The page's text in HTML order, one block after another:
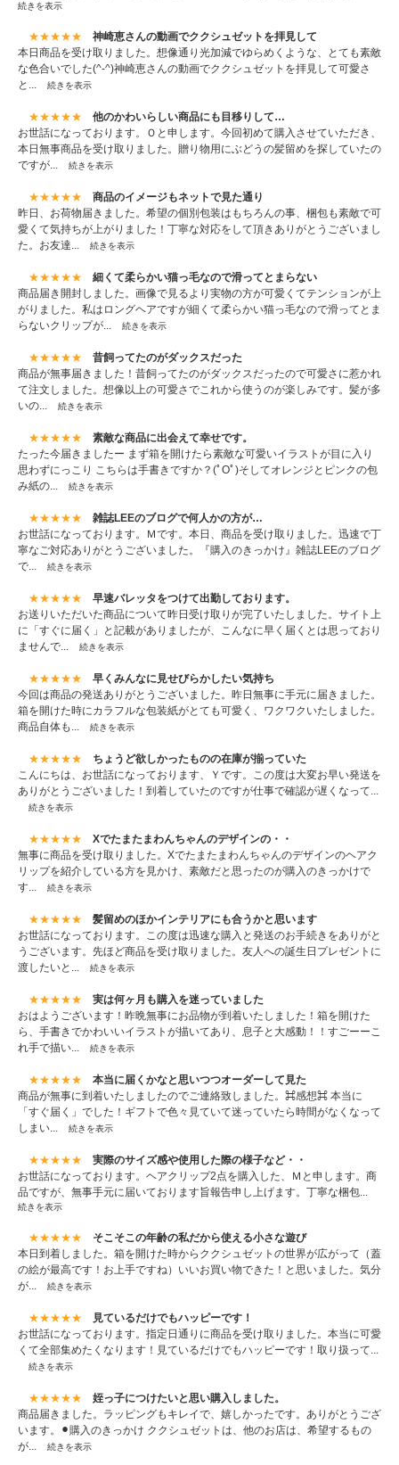
続きを表示
★★★★★
神崎恵さんの動画でククシュゼットを拝見して
本日商品を受け取りました。想像通り光加減でゆらめくような、とても素敵
な色合いでした(^-^)神崎恵さんの動画でククシュゼットを拝見して可愛さ
と...
続きを表示
★★★★★
他のかわいらしい商品にも目移りして…
お世話になっております。Ｏと申します。今回初めて購入させていただき、
本日無事商品を受け取りました。贈り物用にぶどうの髪留めを探していたの
ですが...
続きを表示
★★★★★
商品のイメージもネットで見た通り
昨日、お荷物届きました。希望の個別包装はもちろんの事、梱包も素敵で可
愛くて気持ちが上がりました！丁寧な対応をして頂きありがとうございまし
た。お友達...
続きを表示
★★★★★
細くて柔らかい猫っ毛なので滑ってとまらない
商品届き開封しました。画像で見るより実物の方が可愛くてテンションが上
がりました。私はロングヘアですが細くて柔らかい猫っ毛なので滑ってとま
らないクリップが...
続きを表示
★★★★★
昔飼ってたのがダックスだった
商品が無事届きました！昔飼ってたのがダックスだったので可愛さに惹かれ
て注文しました。想像以上の可愛さでこれから使うのが楽しみです。髪が多
いの...
続きを表示
★★★★★
素敵な商品に出会えて幸せです。
たった今届きましたー まず箱を開けたら素敵な可愛いイラストが目に入り
思わずにっこり こちらは手書きですか？(ﾟOﾟ)そしてオレンジとピンクの包
み紙の...
続きを表示
★★★★★
雑誌LEEのブログで何人かの方が…
お世話になっております。Ｍです。本日、商品を受け取りました。迅速で丁
寧なご対応ありがとうございました。『購入のきっかけ』雑誌LEEのブログ
で...
続きを表示
★★★★★
早速バレッタをつけて出勤しております。
お送りいただいた商品について昨日受け取りが完了いたしました。サイト上
に「すぐに届く」と記載がありましたが、こんなに早く届くとは思っており
ませんで...
続きを表示
★★★★★
早くみんなに見せびらかしたい気持ち
今回は商品の発送ありがとうございました。昨日無事に手元に届きました。
箱を開けた時にカラフルな包装紙がとても可愛く、ワクワクいたしました。
商品自体も...
続きを表示
★★★★★
ちょうど欲しかったものの在庫が揃っていた
こんにちは、お世話になっております、Ｙです。この度は大変お早い発送を
ありがとうございました！到着していたのですが仕事で確認が遅くなって...
続きを表示
★★★★★
Xでたまたまわんちゃんのデザインの・・
無事に商品を受け取りました。Xでたまたまわんちゃんのデザインのヘアク
リップを紹介している方を見かけ、素敵だと思ったのが購入のきっかけで
す...
続きを表示
★★★★★
髪留めのほかインテリアにも合うかと思います
お世話になっております。この度は迅速な購入と発送のお手続きをありがと
うございます。先ほど商品を受け取りました。友人への誕生日プレゼントに
渡したいと...
続きを表示
★★★★★
実は何ヶ月も購入を迷っていました
おはようございます！昨晩無事にお品物が到着いたしました！箱を開けた
ら、手書きでかわいいイラストが描いてあり、息子と大感動！！すごーーこ
れ手で描い...
続きを表示
★★★★★
本当に届くかなと思いつつオーダーして見た
商品が無事に到着いたしましたのでご連絡致しました。⌘感想⌘ 本当に
「すぐ届く」でした！ギフトで色々見ていて迷っていたら時間がなくなって
しまい...
続きを表示
★★★★★
実際のサイズ感や使用した際の様子など・・
お世話になっております。ヘアクリップ2点を購入した、Ｍと申します。商
品ですが、無事手元に届いております旨報告申し上げます。丁寧な梱包...
続きを表示
★★★★★
そこそこの年齢の私だから使える小さな遊び
本日到着しました。箱を開けた時からククシュゼットの世界が広がって（蓋
の絵が最高です！お上手ですね）いいお買い物できた！と思いました。気分
が...
続きを表示
★★★★★
見ているだけでもハッピーです！
お世話になっております。指定日通りに商品を受け取りました。本当に可愛
くて全部集めたくなります！見ているだけでもハッピーです！取り扱って...
続きを表示
★★★★★
姪っ子につけたいと思い購入しました。
商品届きました。ラッピングもキレイで、嬉しかったです。ありがとうござ
います。⚫︎購入のきっかけ ククシュゼットは、他のお店は、希望するもの
が...
続きを表示